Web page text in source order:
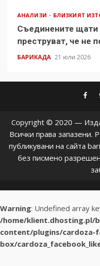
АНАЛИЗИ БЛИЗКИЯТ
Съединените щати
преструват, че не
БАРИКАДА 21 юли 2026
Copyright © 2020 —
Всички права запазени.
публикувани на сайта
без писмено
Warning: Undefined array
/home/klient.dhosting.pl/
content/plugins/cardoza-
box/